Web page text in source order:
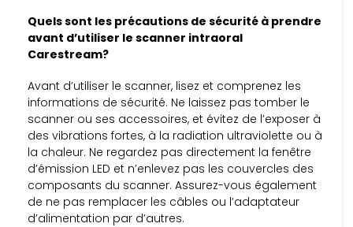
Quels sont les précautions de sécurité à prendre
avant d’utiliser le scanner intraoral
Carestream?
Avant d’utiliser le scanner, lisez et comprenez les
informations de sécurité. Ne laissez pas tomber le
scanner ou ses accessoires, et évitez de l’exposer à
des vibrations fortes, à la radiation ultraviolette ou à
la chaleur. Ne regardez pas directement la fenêtre
d’émission LED et n’enlevez pas les couvercles des
composants du scanner. Assurez-vous également
de ne pas remplacer les câbles ou l’adaptateur
d’alimentation par d’autres.